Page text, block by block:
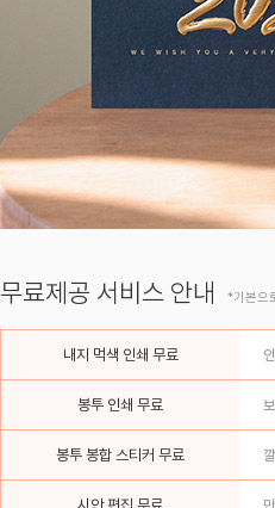
무료제공 서비스 안내 *기본으
내지 먹색 인쇄 무료
봉투 인쇄 무료
봉투 봉합 스티커 무료